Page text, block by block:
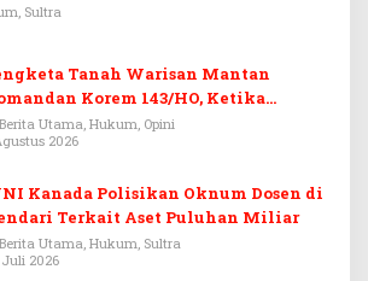
Sultra
Tanah Warisan Mantan
Korem 143/HO, Ketika
Menjadi Arena Pemerasan
Utama, Hukum, Opini
2026
Kanada Polisikan Oknum Dosen di
Terkait Aset Puluhan Miliar
Utama, Hukum, Sultra
Juli 2026